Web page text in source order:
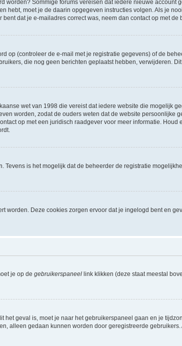
Sommige forums vereisen dat iedere nieuwe account
moet je de daarin opgegeven instructies volgen. Als je
dat je e-mailadres correct was, neem dan contact op met de
op (controleer de e-mail met je registratie gegevens) of de
die nog geen berichten geplaatst hebben, verwijderen.
wet van 1998 die vereist dat iedere website die mogelijk
worden, zodat de ouders weten dat de website persoonlijke
op met een juridisch raadgever voor meer informatie.
is het mogelijk dat de beheerder de registratie
Deze cookies zorgen ervoor dat je ingelogd bent en
je op de gebruikerspaneel link klikken (deze staat meestal
geval is, moet je naar het gebruikerspaneel gaan en je
alleen gedaan kunnen worden door geregistreerde